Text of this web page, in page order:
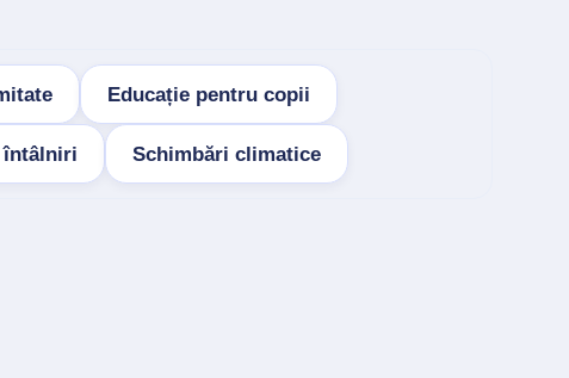
Educație pentru copii
întâlniri Schimbări climatice